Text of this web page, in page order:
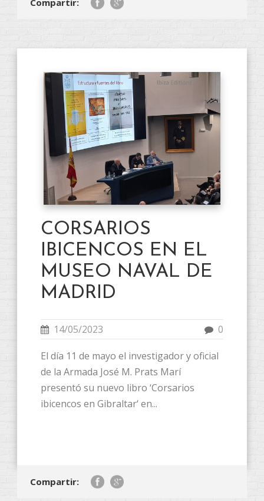
CORSARIOS
IBICENCOS EN EL
MUSEO NAVAL DE
MADRID
14/05/2023 0
El día 11 de mayo el investigador y oficial
de la Armada José M. Prats Marí
presentó su nuevo libro ‘Corsarios
ibicencos en Gibraltar‘ en...
Compartir: